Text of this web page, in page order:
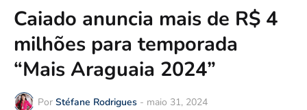
Caiado anuncia mais de R$ 4
milhões para temporada
“Mais Araguaia 2024”
Por Stéfane Rodrigues - maio 31, 2024